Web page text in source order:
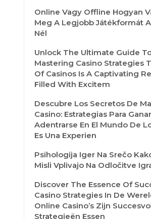
Online Vagy Offline Hogyan
Meg A Legjobb Játékformát
Nél
Unlock The Ultimate Guide
Mastering Casino Strategies
Of Casinos Is A Captivating
Filled With Excitem
Descubre Los Secretos De
Casino: Estrategias Para
Adentrarse En El Mundo De
Es Una Experien
Psihologija Iger Na Srečo
Misli Vplivajo Na Odločitve
Discover The Essence Of
Casino Strategies In De
Online Casino’s Zijn
Strategieën Essen